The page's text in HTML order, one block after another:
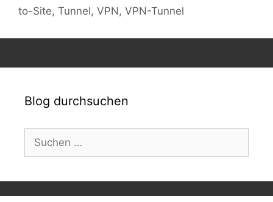
to-Site, Tunnel, VPN, VPN-Tunnel
Blog durchsuchen
Suchen
nach: